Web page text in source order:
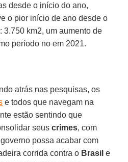
desde o início do ano,
o pior início de ano desde o
: 3.750 km2, um aumento de
período no em 2021.
atrás nas pesquisas, os
e todos que navegam na
estão sentindo que
seuscrimes, com
possa acabar com
corrida contra o Brasil e